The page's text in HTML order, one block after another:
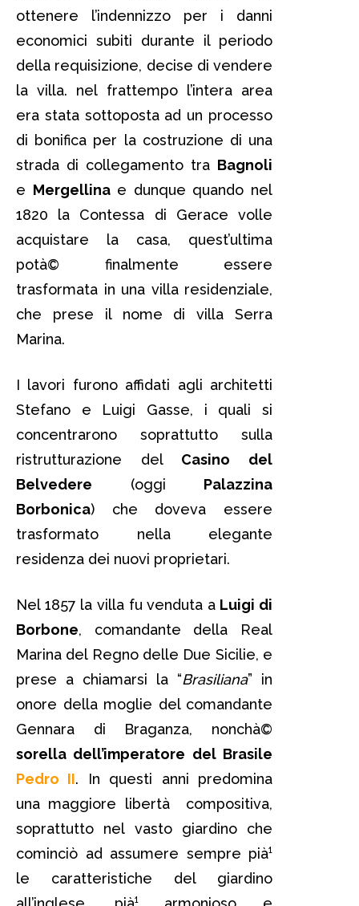
ottenere l’indennizzo per i danni
economici subiti durante il periodo
della requisizione, decise di vendere
la villa. nel frattempo l’intera area
era stata sottoposta ad un processo
di bonifica per la costruzione di una
strada di collegamento tra Bagnoli
e Mergellinae dunque quando nel
1820 la Contessa di Gerace volle
acquistare la casa, quest’ultima
potà© finalmente essere
trasformata in una villa residenziale,
che prese il nome di villa Serra
Marina.
I lavori furono affidati agli architetti
Stefano e Luigi Gasse, i quali si
concentrarono soprattutto sulla
ristrutturazione del Casino del
Belvedere (oggi Palazzina
Borbonica) che doveva essere
trasformato nella elegante
residenza dei nuovi proprietari.
Nel 1857 la villa fu venduta a Luigi di
Borbone, comandante della Real
Marina del Regno delle Due Sicilie, e
prese a chiamarsi la “Brasiliana” in
onore della moglie del comandante
Gennara di Braganza, nonchà©
sorella dell’imperatore del Brasile
Pedro II. In questi anni predomina
una maggiore libertà compositiva,
soprattutto nel vasto giardino che
cominciò ad assumere sempre pià¹
le caratteristiche del giardino